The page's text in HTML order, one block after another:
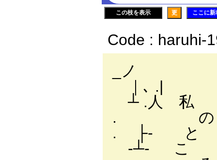
この枝を表示 更 ここに
Code : haruhi-
_
｜､
┴ .人
. の .' /
. ├‐ と
‐┴‐ こ